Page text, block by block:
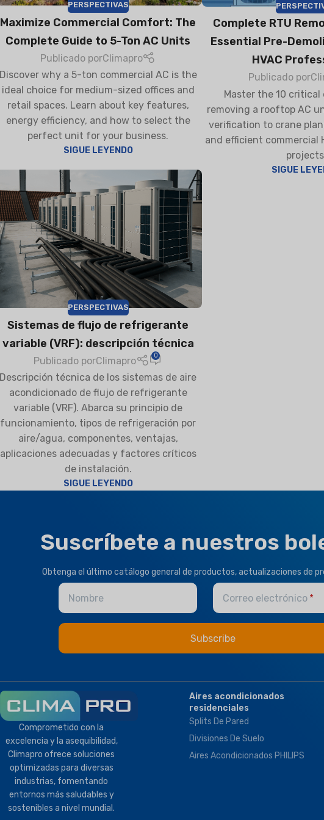
AIRES ACONDICIONADOS
RESIDENCIALES
Split de pared
Split de suelo
AIR PURIFIER
PERSPECTIVAS
Maximize Commercial Comfort: The
Complete Guide to 5-Ton AC Units
Publicado porClimapro
why a 5-ton commercial AC is the
ideal choice for medium-sized offices and
retail spaces. Learn about key features,
energy efficiency, and how to select the
perfect unit for your business.
SIGUE LEYENDO
Complete RTU
Essential Pre-
HVAC
Publicado por
Master the 10 critical
removing a rooftop AC
verification to crane
and efficient commercial
SIGUE
PERSPECTIVAS
Sistemas de flujo de refrigerante
variable (VRF): descripción técnica
Publicado porClimapro 0
Descripción técnica de los sistemas de aire
acondicionado de flujo de refrigerante
variable (VRF). Abarca su principio de
funcionamiento, tipos de refrigeración por
aire/agua, componentes, ventajas,
aplicaciones adecuadas y factores críticos
de instalación.
SIGUE LEYENDO
Suscríbete a nuestros
Obtenga el último catálogo general de productos, actualizaciones de
Nombre Correo electrónico
Comprometido con la
excelencia y la asequibilidad,
Climapro ofrece soluciones
optimizadas para diversas
industrias, fomentando
entornos más saludables y
sostenibles a nivel mundial.
Aires acondicionados
residenciales
Splits De Pared
Divisiones De Suelo
Aires Acondicionados PHILIPS